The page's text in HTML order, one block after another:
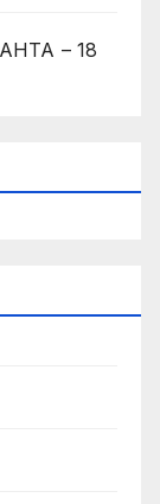
– 18